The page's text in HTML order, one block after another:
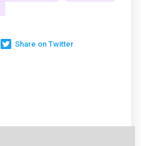
Share on Twitter